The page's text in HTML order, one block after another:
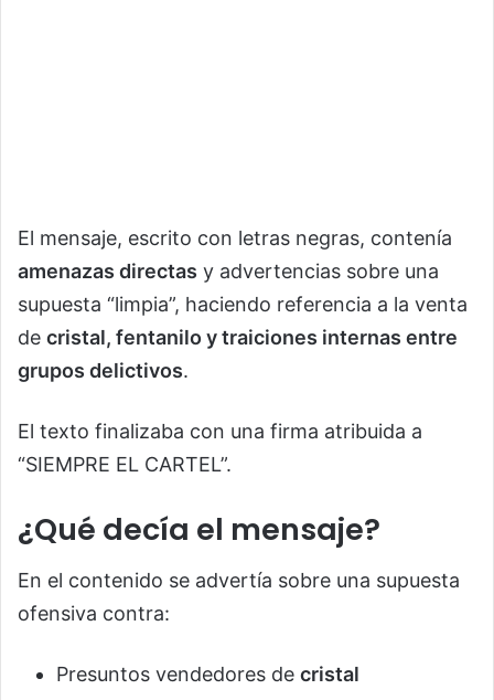
El mensaje, escrito con letras negras, contenía
amenazas directas y advertencias sobre una
supuesta “limpia”, haciendo referencia a la venta
de cristal, fentanilo y traiciones internas entre
grupos delictivos.
El texto finalizaba con una firma atribuida a
“SIEMPRE EL CARTEL”.
¿Qué decía el mensaje?
En el contenido se advertía sobre una supuesta
ofensiva contra:
Presuntos vendedores de cristal